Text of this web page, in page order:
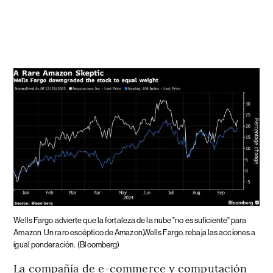
Wells Fargo advierte que la fortaleza de la nube "no es suficiente" para
Amazon Un raro escéptico de Amazon,Wells Fargo. rebaja las acciones a
igual ponderación. (Bloomberg)
La compañía de e-commerce y computación